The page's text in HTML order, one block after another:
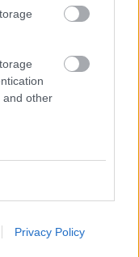
and other
Privacy Policy
ορθώνει
για να